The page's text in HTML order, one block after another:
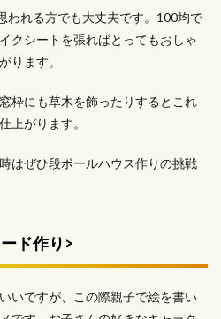
われる方でも大丈夫です。100均で
クシートを張ればとってもおしゃ
ります。
枠にも草木を飾ったりするとこれ
上がります。
はぜひ段ボールハウス作りの挑戦
ド作り>
いですが、この際親子で絵を書い